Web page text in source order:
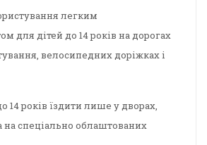
легким
для дітей до 14 років на дорогах
велосипедних доріжках і
14 років їздити лише у дворах,
на спеціально облаштованих